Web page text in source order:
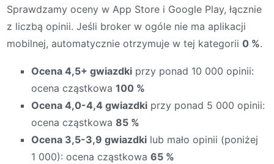
Sprawdzamy oceny w App Store i Google Play, łącznie
z liczbą opinii. Jeśli broker w ogóle nie ma aplikacji
mobilnej, automatycznie otrzymuje w tej kategorii 0 %.
Ocena 4,5+ gwiazdki przy ponad 10 000 opinii:
ocena cząstkowa 100 %
Ocena 4,0-4,4 gwiazdki przy ponad 5 000 opinii:
ocena cząstkowa 85 %
Ocena 3,5-3,9 gwiazdki lub mało opinii (poniżej
1 000): ocena cząstkowa 65 %